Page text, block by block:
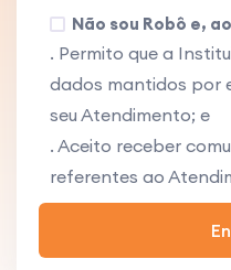
Não sou Robô e,
. Permito que a
dados mantidos por
seu Atendimento; e
. Aceito receber
referentes ao